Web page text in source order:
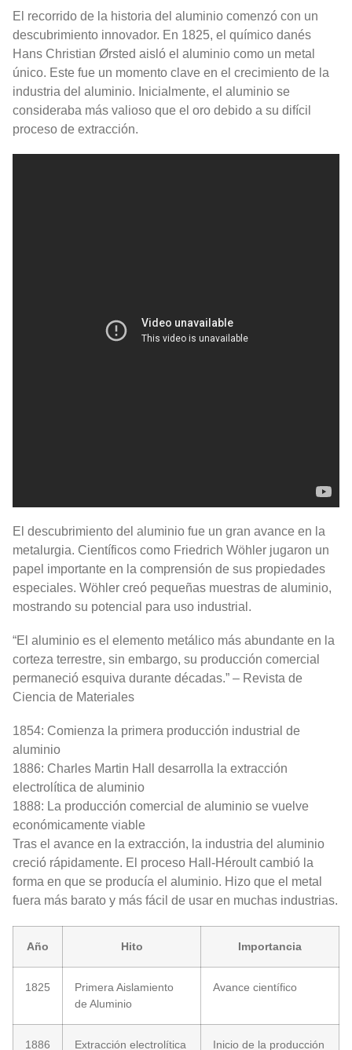
El recorrido de la historia del aluminio comenzó con un
descubrimiento innovador. En 1825, el químico danés
Hans Christian Ørsted aisló el aluminio como un metal
único. Este fue un momento clave en el crecimiento de la
industria del aluminio. Inicialmente, el aluminio se
consideraba más valioso que el oro debido a su difícil
proceso de extracción.
El descubrimiento del aluminio fue un gran avance en la
metalurgia. Científicos como Friedrich Wöhler jugaron un
papel importante en la comprensión de sus propiedades
especiales. Wöhler creó pequeñas muestras de aluminio,
mostrando su potencial para uso industrial.
“El aluminio es el elemento metálico más abundante en la
corteza terrestre, sin embargo, su producción comercial
permaneció esquiva durante décadas.” – Revista de
Ciencia de Materiales
1854: Comienza la primera producción industrial de
aluminio
1886: Charles Martin Hall desarrolla la extracción
electrolítica de aluminio
1888: La producción comercial de aluminio se vuelve
económicamente viable
Tras el avance en la extracción, la industria del aluminio
creció rápidamente. El proceso Hall-Héroult cambió la
forma en que se producía el aluminio. Hizo que el metal
fuera más barato y más fácil de usar en muchas industrias.
Año Hito Importancia
1825
Primera Aislamiento
de Aluminio
Avance científico
1886 Extracción electrolítica Inicio de la producción